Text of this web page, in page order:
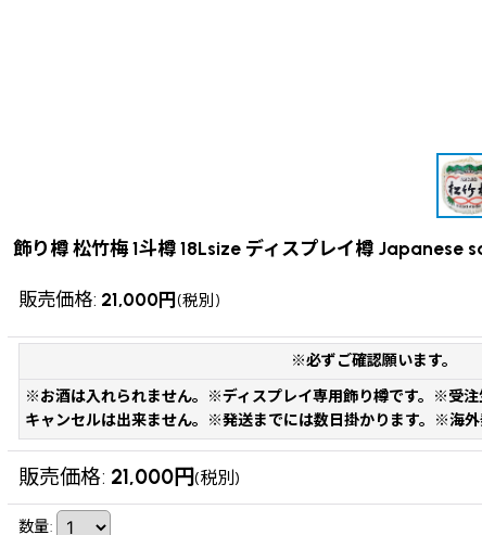
飾り樽 松竹梅 1斗樽 18Lsize ディスプレイ樽
販売価格: 21,000 円 (税別)
※必ずご確認願います。
※お酒は入れられません。※ディスプレイ専用飾り樽です。※受
キャンセルは出来ません。※発送までには数日掛かります。※海外
販売価格: 21,000円(税別)
数量: